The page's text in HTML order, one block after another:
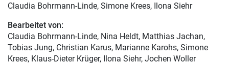
Claudia Bohrmann-Linde, Simone Krees, Ilona Siehr
Bearbeitet von:
Claudia Bohrmann-Linde, Nina Heldt, Matthias Jachan,
Tobias Jung, Christian Karus, Marianne Karohs, Simone
Krees, Klaus-Dieter Krüger, Ilona Siehr, Jochen Woller